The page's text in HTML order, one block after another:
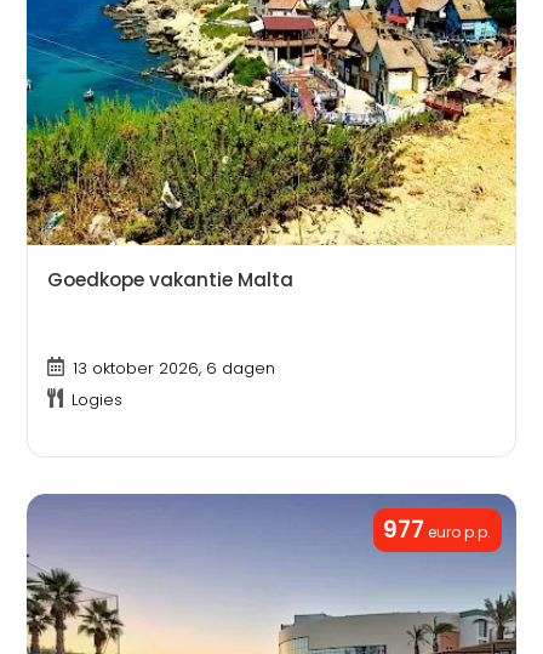
Goedkope vakantie Malta
13 oktober 2026, 6 dagen
Logies
977 euro p.p.